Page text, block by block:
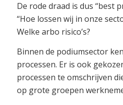
De rode draad is dus “best
“Hoe lossen wij in onze
Welke arbo risico’s?
Binnen de podiumsector
processen. Er is ook
processen te omschrijven
op grote groepen